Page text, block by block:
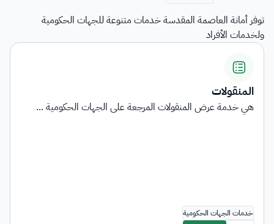
توفر أمانة العاصمة المقدسة خدمات متنوعة للجهات الحكومية
ولخدمات الأفراد
المرجعة على الجهات الحكومية ... توفر الخدمة